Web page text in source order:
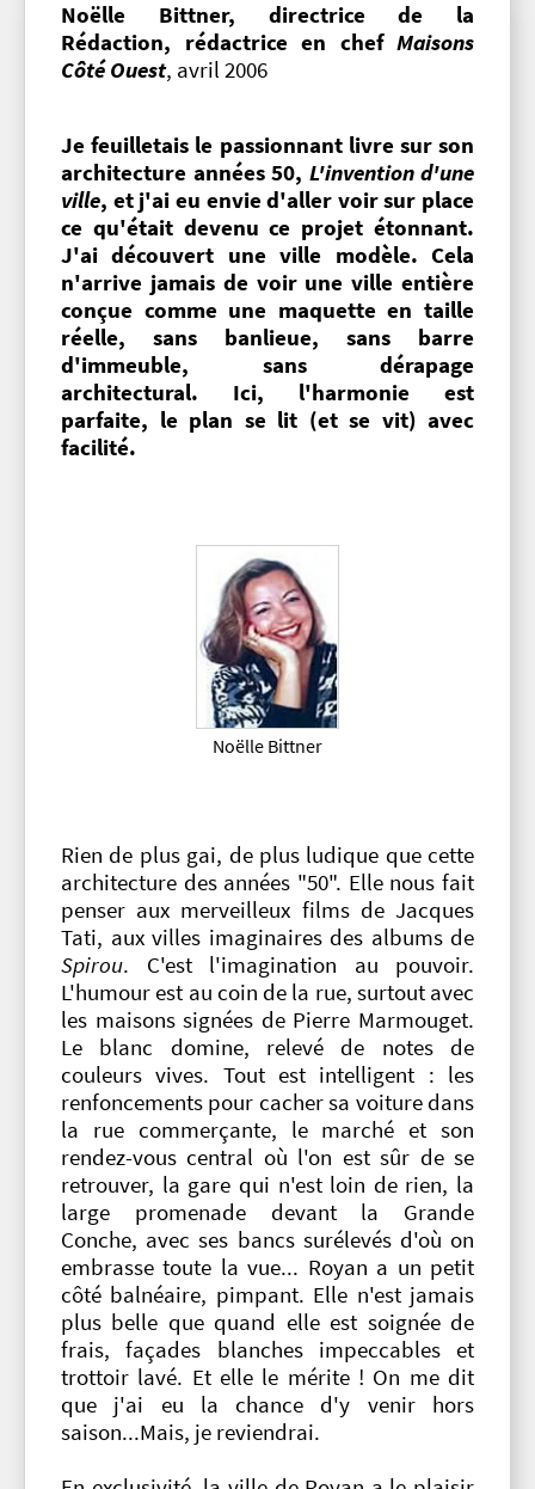
Noëlle Bittner, directrice de la
Rédaction, rédactrice en chef Maisons
Côté Ouest, avril 2006
Je feuilletais le passionnant livre sur son
architecture années 50, L'invention d'une
ville, et j'ai eu envie d'aller voir sur place
ce qu'était devenu ce projet étonnant.
J'ai découvert une ville modèle. Cela
n'arrive jamais de voir une ville entière
conçue comme une maquette en taille
réelle, sans banlieue, sans barre
d'immeuble, sans dérapage
architectural. Ici, l'harmonie est
parfaite, le plan se lit (et se vit) avec
facilité.
Noëlle Bittner
Rien de plus gai, de plus ludique que cette
architecture des années "50". Elle nous fait
penser aux merveilleux films de Jacques
Tati, aux villes imaginaires des albums de
Spirou. C'est l'imagination au pouvoir.
L'humour est au coin de la rue, surtout avec
les maisons signées de Pierre Marmouget.
Le blanc domine, relevé de notes de
couleurs vives. Tout est intelligent : les
renfoncements pour cacher sa voiture dans
la rue commerçante, le marché et son
rendez-vous central où l'on est sûr de se
retrouver, la gare qui n'est loin de rien, la
large promenade devant la Grande
Conche, avec ses bancs surélevés d'où on
embrasse toute la vue... Royan a un petit
côté balnéaire, pimpant. Elle n'est jamais
plus belle que quand elle est soignée de
frais, façades blanches impeccables et
trottoir lavé. Et elle le mérite ! On me dit
que j'ai eu la chance d'y venir hors
saison...Mais, je reviendrai.